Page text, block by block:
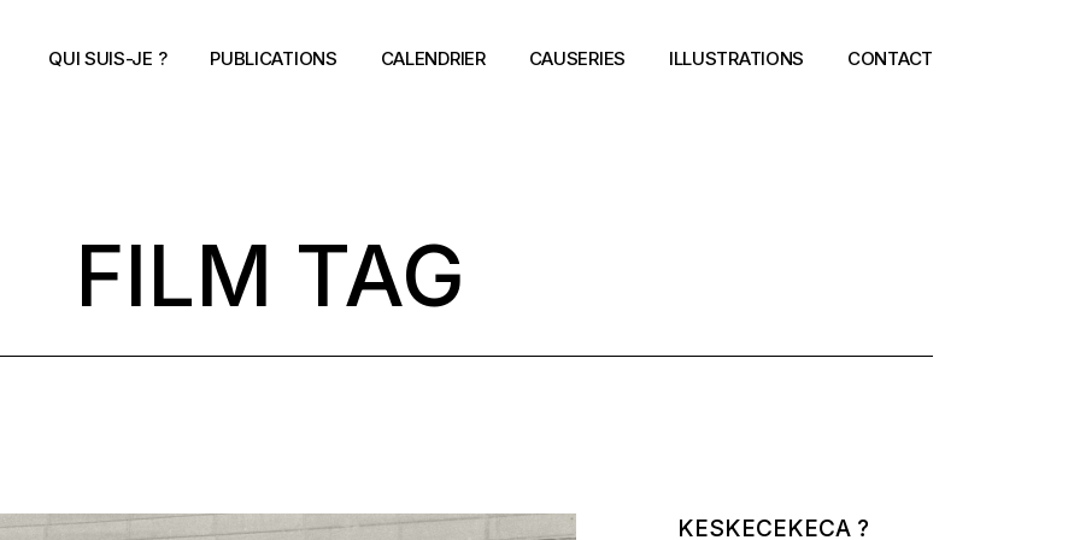
QUI SUIS-JE ? PUBLICATIONS CALENDRIER CAUSERIES ILLUSTRATIONS CONTACT
FILM TAG
KESKECEKECA ?